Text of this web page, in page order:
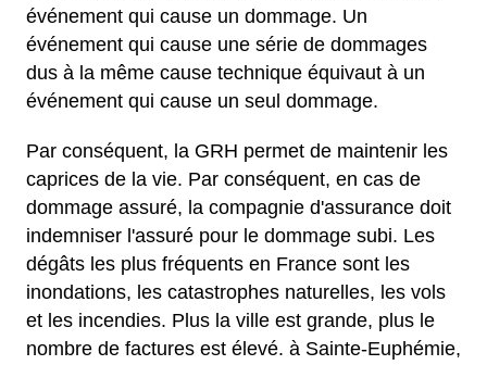
événement qui cause un dommage. Un
événement qui cause une série de dommages
dus à la même cause technique équivaut à un
événement qui cause un seul dommage.
Par conséquent, la GRH permet de maintenir les
caprices de la vie. Par conséquent, en cas de
dommage assuré, la compagnie d'assurance doit
indemniser l'assuré pour le dommage subi. Les
dégâts les plus fréquents en France sont les
inondations, les catastrophes naturelles, les vols
et les incendies. Plus la ville est grande, plus le
nombre de factures est élevé. à Sainte-Euphémie,